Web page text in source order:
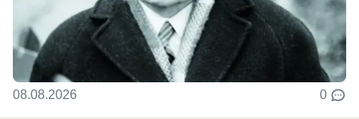
08.08.2026 0